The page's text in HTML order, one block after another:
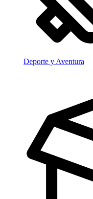
Deporte y Aventura